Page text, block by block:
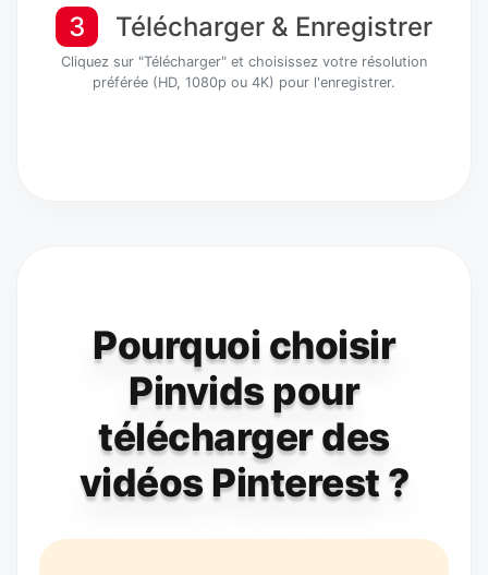
3 Télécharger & Enregistrer
Cliquez sur "Télécharger" et choisissez votre résolution
préférée (HD, 1080p ou 4K) pour l'enregistrer.
Pourquoi choisir
Pinvids pour
télécharger des
vidéos Pinterest ?